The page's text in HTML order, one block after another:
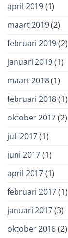
april 2019(1)
maart 2019(2)
februari 2019(2)
januari 2019(1)
maart 2018(1)
februari 2018(1)
oktober 2017(2)
juli 2017(1)
juni 2017(1)
april 2017(1)
februari 2017(1)
januari 2017(3)
oktober 2016(2)